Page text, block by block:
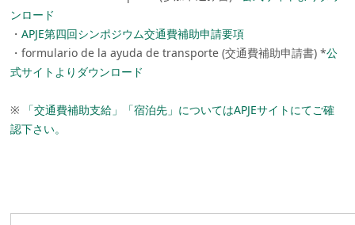
ンロード
・APJE第四回シンポジウム交通費補助申請要項
・formulario de la ayuda de transporte (交通費補助申請書) *公
式サイトよりダウンロード
※
「交通費補助支給」「宿泊先」についてはAPJEサイトにてご確
認下さい。